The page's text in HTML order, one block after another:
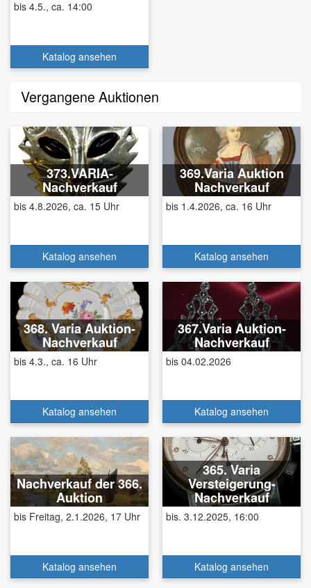
bis 4.5., ca. 14:00
Katalog ansehen
Vergangene Auktionen
373.VARIA-
Nachverkauf
bis 4.8.2026, ca. 15 Uhr
Katalog ansehen
369.Varia Auktion
Nachverkauf
bis 1.4.2026, ca. 16 Uhr
Katalog ansehen
368. Varia Auktion-
Nachverkauf
bis 4.3., ca. 16 Uhr
Katalog ansehen
367.Varia Auktion-
Nachverkauf
bis 04.02.2026
Katalog ansehen
Nachverkauf der 366.
Auktion
bis Freitag, 2.1.2026, 17 Uhr
Katalog ansehen
365. Varia
Versteigerung-
Nachverkauf
bis. 3.12.2025, 16:00
Katalog ansehen